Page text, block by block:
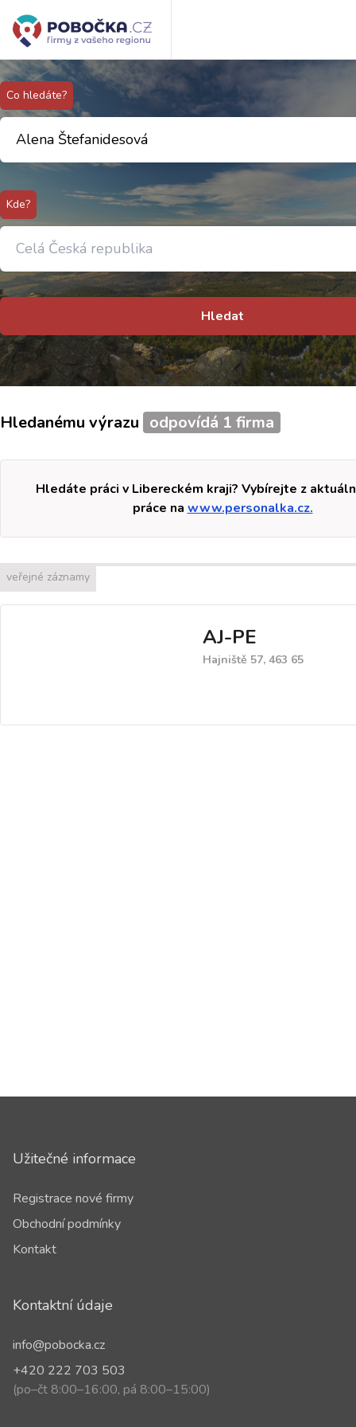
Co hledáte?
Kde?
Hledat
Hledanému výrazu odpovídá 1 firma
Hledáte práci v Libereckém kraji? Vybírejte z
práce na www.personalka.cz.
veřejné záznamy
AJ-PE
Hajniště 57, 463 65
Užitečné informace
Registrace nové firmy
Obchodní podmínky
Kontakt
Kontaktní údaje
info@pobocka.cz
+420 222 703 503
(po–čt 8:00–16:00, pá 8:00–15:00)